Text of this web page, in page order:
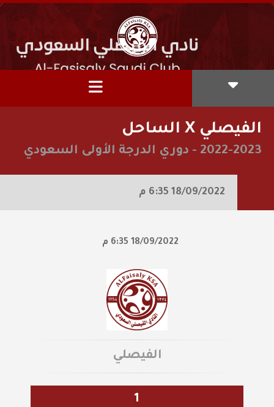
الفيصلي X الساحل
2022-2023
- دوري الدرجة الأولى السعودي
18/09/2022
18/09/2022
الفيصلي
1